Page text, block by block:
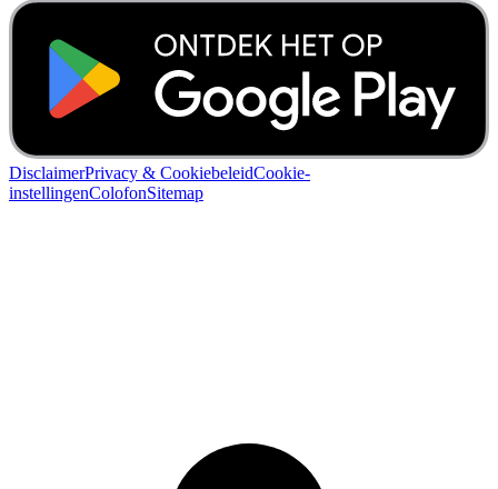
DisclaimerPrivacy & CookiebeleidCookie-
instellingenColofonSitemap